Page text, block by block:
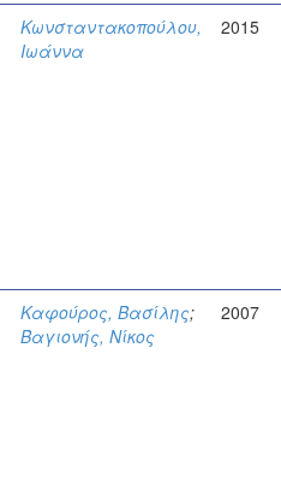
Κωνσταντακοπούλου,
Ιωάννα
2015
Καφούρος, Βασίλης;
Βαγιονής, Νίκος
2007